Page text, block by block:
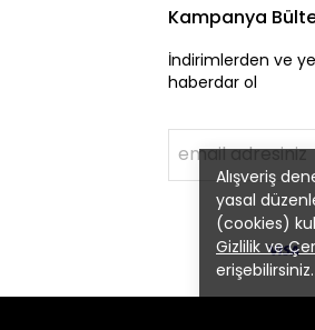
Alışveriş
yasal
(cookies)
Gizlilik ve
erişebilirsiniz.
Kampanya
İndirimlerden ve
haberdar ol